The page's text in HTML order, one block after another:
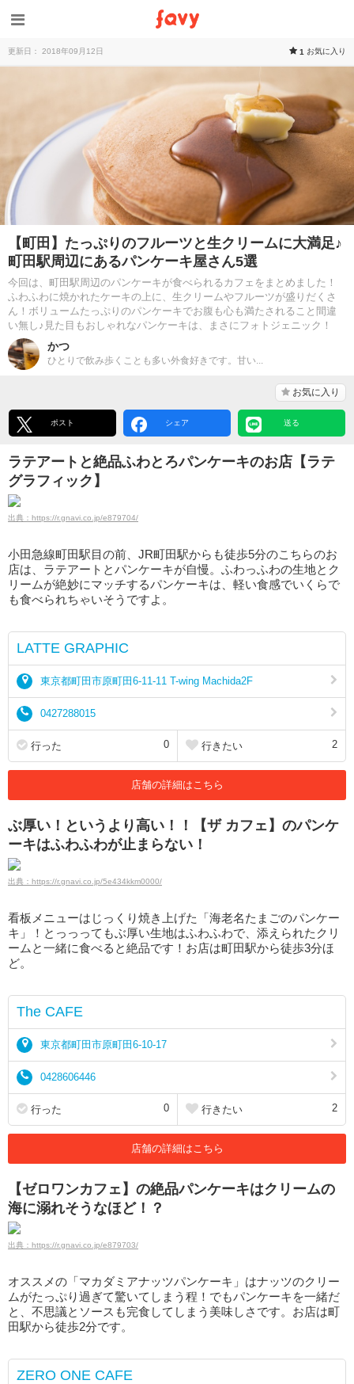
更新日： 2018年09月12日 1 お気に入り
【町田】たっぷりのフルーツと生クリームに大満足♪
町田駅周辺にあるパンケーキ屋さん5選
今回は、町田駅周辺のパンケーキが食べられるカフェをまとめました！
ふわふわに焼かれたケーキの上に、生クリームやフルーツが盛りだくさ
ん！ボリュームたっぷりのパンケーキでお腹も心も満たされること間違
い無し♪見た目もおしゃれなパンケーキは、まさにフォトジェニック！
かつ
ひとりで飲み歩くことも多い外食好きです。甘い...
お気に入り
ポスト シェア 送る
ラテアートと絶品ふわとろパンケーキのお店【ラテ
グラフィック】
出典：https://r.gnavi.co.jp/e879704/
小田急線町田駅目の前、JR町田駅からも徒歩5分のこちらのお
店は、ラテアートとパンケーキが自慢。ふわっふわの生地とク
リームが絶妙にマッチするパンケーキは、軽い食感でいくらで
も食べられちゃいそうですよ。
LATTE GRAPHIC
東京都町田市原町田6-11-11 T-wing Machida2F
0427288015
行った 0 行きたい 2
店舗の詳細はこちら
ぶ厚い！というより高い！！【ザ カフェ】のパンケ
ーキはふわふわが止まらない！
出典：https://r.gnavi.co.jp/5e434kkm0000/
看板メニューはじっくり焼き上げた「海老名たまごのパンケー
キ」！とっっってもぶ厚い生地はふわふわで、添えられたクリ
ームと一緒に食べると絶品です！お店は町田駅から徒歩3分ほ
ど。
The CAFE
東京都町田市原町田6-10-17
0428606446
行った 0 行きたい 2
店舗の詳細はこちら
【ゼロワンカフェ】の絶品パンケーキはクリームの
海に溺れそうなほど！？
出典：https://r.gnavi.co.jp/e879703/
オススメの「マカダミアナッツパンケーキ」はナッツのクリー
ムがたっぷり過ぎて驚いてしまう程！でもパンケーキを一緒だ
と、不思議とソースも完食してしまう美味しさです。お店は町
田駅から徒歩2分です。
ZERO ONE CAFE